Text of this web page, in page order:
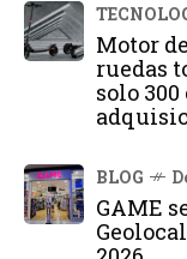
Motor
ruedas
solo
BLOG
GAME